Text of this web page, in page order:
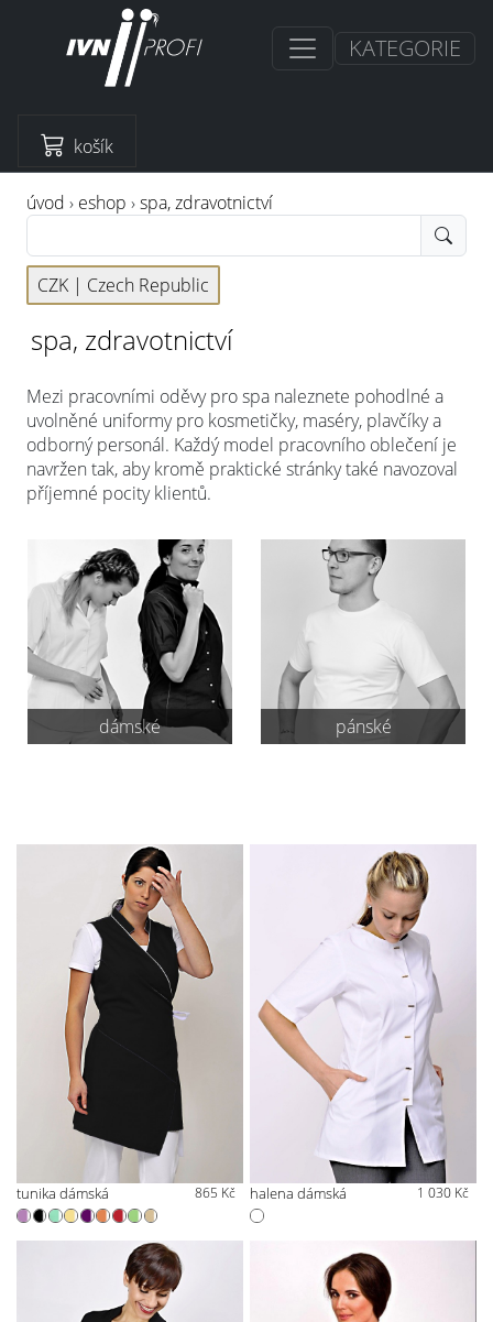
KATEGORIE
košík
úvod › eshop ›spa, zdravotnictví
CZK | Czech Republic
spa, zdravotnictví
Mezi pracovními oděvy pro spa naleznete pohodlné a
uvolněné uniformy pro kosmetičky, maséry, plavčíky a
odborný personál. Každý model pracovního oblečení je
navržen tak, aby kromě praktické stránky také navozoval
příjemné pocity klientů.
dámské pánské
tunika dámská 865 Kč halena dámská 1 030 Kč